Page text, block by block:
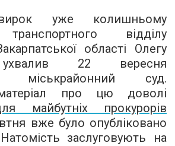
уже колишньому
відділу
області Олегу
22 вересня
міськрайонний суд.
про цю доволі
майбутніх прокурорів
вже було опубліковано
заслуговують на